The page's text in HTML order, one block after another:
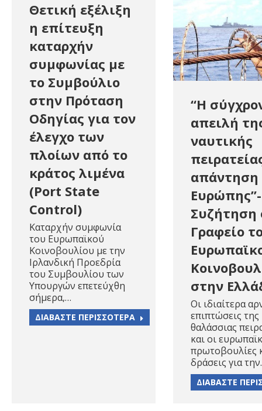
Θετική εξέλιξη
η επίτευξη
καταρχήν
συμφωνίας με
το Συμβούλιο
στην Πρόταση
Οδηγίας για τον
έλεγχο των
πλοίων από το
κράτος λιμένα
(Port State
Control)
Καταρχήν συμφωνία
του Ευρωπαϊκού
Κοινοβουλίου με την
Ιρλανδική Προεδρία
του Συμβουλίου των
Υπουργών επετεύχθη
σήμερα,…
ΔΙΑΒΑΣΤΕ ΠΕΡΙΣΣΟΤΕΡΑ
“Η
απειλή
ναυτικής
απάντηση
Ευρώπης”-
Συζήτηση
Γραφείο
στην
Οι ιδιαίτερα
επιπτώσεις της
θαλάσσιας
και οι
πρωτοβουλίες
δράσεις για
ΔΙΑΒΑΣΤΕ